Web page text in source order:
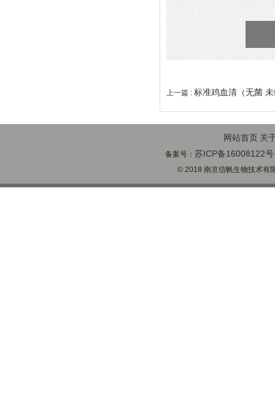
上一篇 : 标准鸡血清（无菌
网站首页 关
备案号： 苏ICP备16008122
© 2018 南京信帆生物技术有